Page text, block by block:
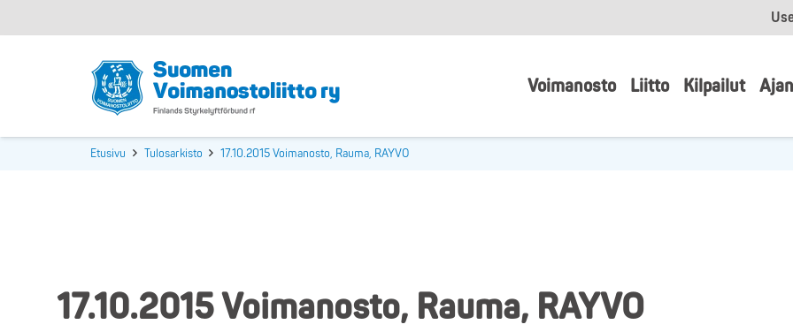
Voimanosto Liitto Kilpailut
Etusivu Tulosarkisto 17.10.2015 Voimanosto, Rauma, RAYVO
17.10.2015 Voimanosto, Rauma, RAYVO